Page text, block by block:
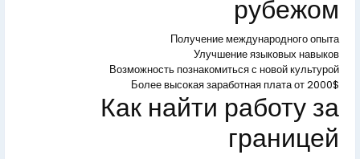
рубежом
Получение международного опыта
Улучшение языковых навыков
Возможность познакомиться с новой культурой
Более высокая заработная плата от 2000$
Как найти работу за
границей